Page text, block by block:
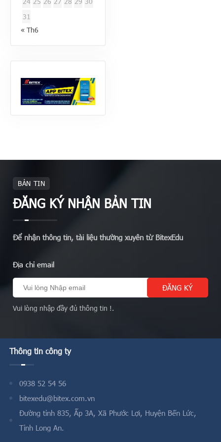
31
« Th6
BẢN TIN
ĐĂNG KÝ NHẬN BẢN TIN
Để nhận thông tin, tài liệu thường xuyên từ BitexEdu
Địa chỉ email
Vui lòng nhập đầy đủ thông tin !.
Thông tin công ty
0938 52 54 56
bitexedu@bitex.com.vn
Đường tỉnh 835, Ấp 3A, Xã Phước Lợi, Huyện Bến Lức,
Tỉnh Long An.